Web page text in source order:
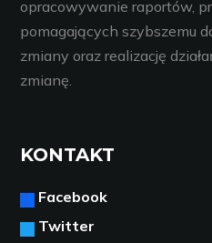
opracowywanie raportów,
pomagających szybszemu
zmiany oraz realizację
zmianę.
KONTAKT
Facebook
Twitter